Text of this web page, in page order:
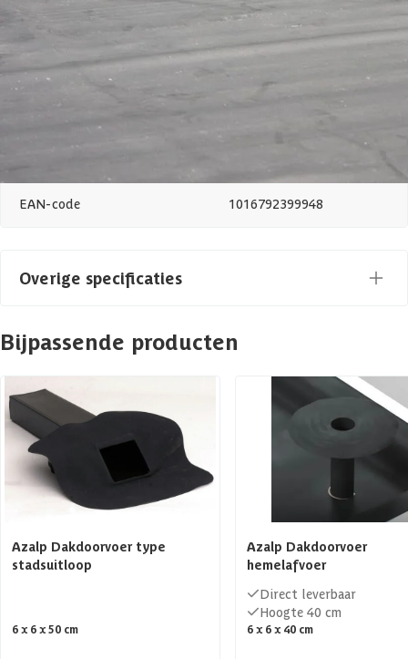
Lengte 395 cm
Levertijd 1 week
EAN-code 1016792399948
Overige specificaties
Bijpassende producten
Azalp Dakdoorvoer type
stadsuitloop
6 x 6 x 50 cm
Azalp Dakdoorvoer
hemelafvoer
Direct leverbaar
Hoogte 40 cm
6 x 6 x 40 cm